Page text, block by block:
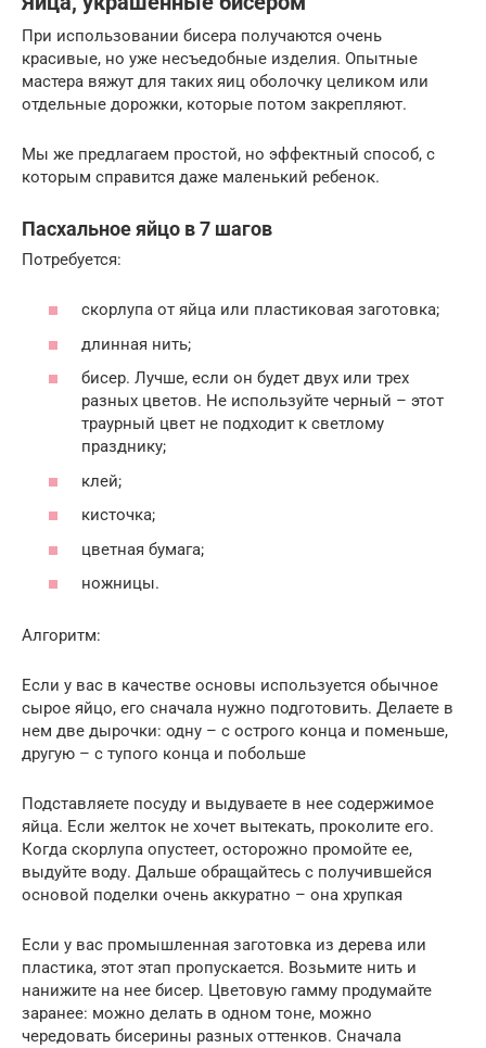
При использовании бисера получаются очень
красивые, но уже несъедобные изделия. Опытные
мастера вяжут для таких яиц оболочку целиком или
отдельные дорожки, которые потом закрепляют.
Мы же предлагаем простой, но эффектный способ, с
которым справится даже маленький ребенок.
Пасхальное яйцо в 7 шагов
Потребуется:
скорлупа от яйца или пластиковая заготовка;
длинная нить;
бисер. Лучше, если он будет двух или трех
разных цветов. Не используйте черный – этот
траурный цвет не подходит к светлому
празднику;
клей;
кисточка;
цветная бумага;
ножницы.
Алгоритм:
Если у вас в качестве основы используется обычное
сырое яйцо, его сначала нужно подготовить. Делаете в
нем две дырочки: одну – с острого конца и поменьше,
другую – с тупого конца и побольше
Подставляете посуду и выдуваете в нее содержимое
яйца. Если желток не хочет вытекать, проколите его.
Когда скорлупа опустеет, осторожно промойте ее,
выдуйте воду. Дальше обращайтесь с получившейся
основой поделки очень аккуратно – она хрупкая
Если у вас промышленная заготовка из дерева или
пластика, этот этап пропускается. Возьмите нить и
нанижите на нее бисер. Цветовую гамму продумайте
заранее: можно делать в одном тоне, можно
чередовать бисерины разных оттенков. Сначала